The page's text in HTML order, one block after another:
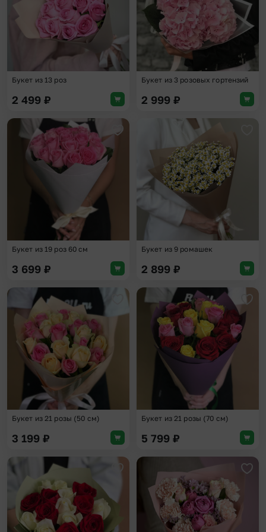
Букет из 13 роз
2 499 ₽
Букет из 3 розовых гортензий
2 999 ₽
Добавить в избранное
Букет из 19 роз 60 см
3 699 ₽
Букет из 9 ромашек
2 899 ₽
Добавить в избранное
Букет из 21 розы (50 см)
3 199 ₽
Букет из 21 розы (70 см)
5 799 ₽
Добавить в избранное